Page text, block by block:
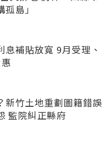
島」
息補貼放寬 9月受理、
新竹土地重劃圖籍錯誤
監院糾正縣府